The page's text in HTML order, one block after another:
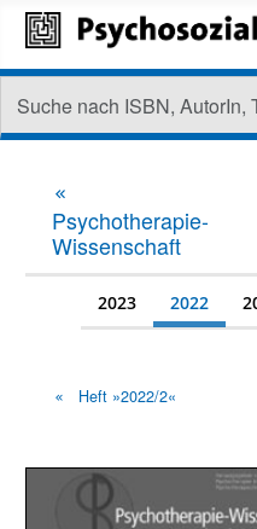
Psychotherapie-
Wissenschaft
2023 2022
Heft »2022/2«